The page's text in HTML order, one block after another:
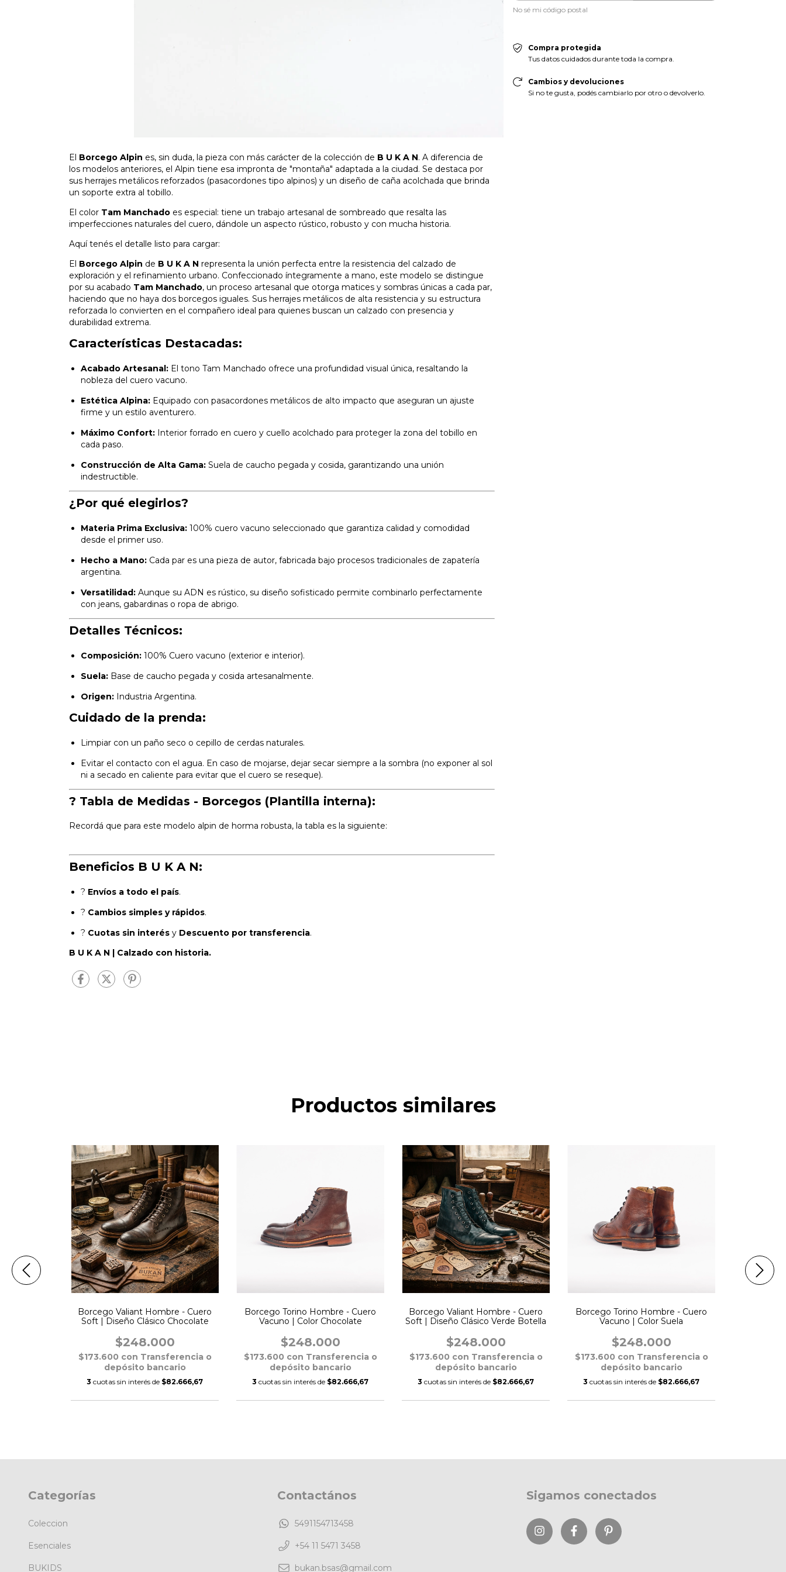
El Borcego Alpin es, sin duda, la pieza con más carácter de la colección de B U K A N. A diferencia de
los modelos anteriores, el Alpin tiene esa impronta de "montaña" adaptada a la ciudad. Se destaca por
sus herrajes metálicos reforzados (pasacordones tipo alpinos) y un diseño de caña acolchada que brinda
un soporte extra al tobillo.
El color Tam Manchado es especial: tiene un trabajo artesanal de sombreado que resalta las
imperfecciones naturales del cuero, dándole un aspecto rústico, robusto y con mucha historia.
Aquí tenés el detalle listo para cargar:
El Borcego Alpin de B U K A N representa la unión perfecta entre la resistencia del calzado de
exploración y el refinamiento urbano. Confeccionado íntegramente a mano, este modelo se distingue
por su acabado Tam Manchado, un proceso artesanal que otorga matices y sombras únicas a cada par,
haciendo que no haya dos borcegos iguales. Sus herrajes metálicos de alta resistencia y su estructura
reforzada lo convierten en el compañero ideal para quienes buscan un calzado con presencia y
durabilidad extrema.
Características Destacadas:
Acabado Artesanal: El tono Tam Manchado ofrece una profundidad visual única, resaltando la
nobleza del cuero vacuno.
Estética Alpina: Equipado con pasacordones metálicos de alto impacto que aseguran un ajuste
firme y un estilo aventurero.
Máximo Confort: Interior forrado en cuero y cuello acolchado para proteger la zona del tobillo en
cada paso.
Construcción de Alta Gama: Suela de caucho pegada y cosida, garantizando una unión
indestructible.
¿Por qué elegirlos?
Materia Prima Exclusiva: 100% cuero vacuno seleccionado que garantiza calidad y comodidad
desde el primer uso.
Hecho a Mano: Cada par es una pieza de autor, fabricada bajo procesos tradicionales de zapatería
argentina.
Versatilidad: Aunque su ADN es rústico, su diseño sofisticado permite combinarlo perfectamente
con jeans, gabardinas o ropa de abrigo.
Detalles Técnicos:
Composición: 100% Cuero vacuno (exterior e interior).
Suela: Base de caucho pegada y cosida artesanalmente.
Origen: Industria Argentina.
Cuidado de la prenda:
Limpiar con un paño seco o cepillo de cerdas naturales.
Evitar el contacto con el agua. En caso de mojarse, dejar secar siempre a la sombra (no exponer al sol
ni a secado en caliente para evitar que el cuero se reseque).
? Tabla de Medidas - Borcegos (Plantilla interna):
Recordá que para este modelo alpin de horma robusta, la tabla es la siguiente:
Beneficios B U K A N:
? Envíos a todo el país.
? Cambios simples y rápidos.
? Cuotas sin interés y Descuento por transferencia.
B U K A N | Calzado con historia.
No sé mi código postal
Compra protegida
Tus datos cuidados durante toda la compra.
Cambios y devoluciones
Si no te gusta, podés cambiarlo por otro o devolverlo.
Productos similares
Borcego Valiant Hombre - Cuero
Soft | Diseño Clásico Chocolate
$248.000
$173.600 con Transferencia o
depósito bancario
3 cuotas sin interés de $82.666,67
Borcego Torino Hombre - Cuero
Vacuno | Color Chocolate
$248.000
$173.600 con Transferencia o
depósito bancario
3 cuotas sin interés de $82.666,67
Borcego Valiant Hombre - Cuero
Soft | Diseño Clásico Verde Botella
$248.000
$173.600 con Transferencia o
depósito bancario
3 cuotas sin interés de $82.666,67
Borcego Torino Hombre - Cuero
Vacuno | Color Suela
$248.000
$173.600 con Transferencia o
depósito bancario
3 cuotas sin interés de $82.666,67
Categorías
Coleccion
Esenciales
BUKIDS
Contactános
5491154713458
+54 11 5471 3458
bukan.bsas@gmail.com
Sigamos conectados